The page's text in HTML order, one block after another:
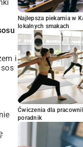
i
Najlepsza piekarnia w
lokalnych smakach
Ćwiczenia dla
poradnik